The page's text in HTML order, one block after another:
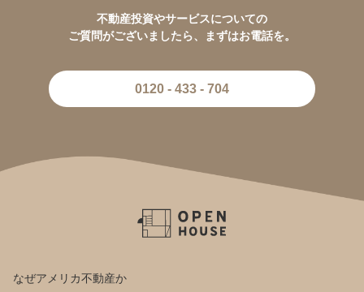
不動産投資やサービスについての
ご質問がございましたら、まずはお電話を。
0120 - 433 - 704
なぜアメリカ不動産か